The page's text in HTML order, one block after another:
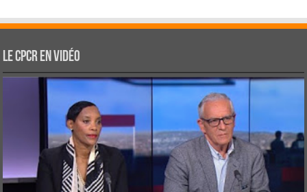
Le CPCR en vidéo